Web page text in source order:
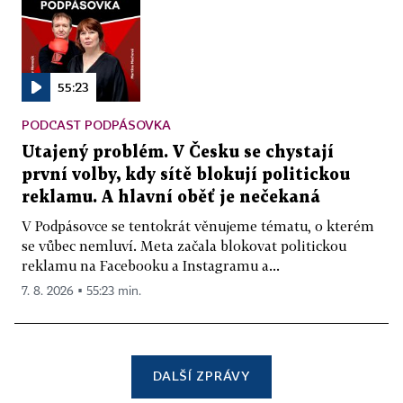
55:23
PODCAST PODPÁSOVKA
Utajený problém. V Česku se chystají
první volby, kdy sítě blokují politickou
reklamu. A hlavní oběť je nečekaná
V Podpásovce se tentokrát věnujeme tématu, o kterém
se vůbec nemluví. Meta začala blokovat politickou
reklamu na Facebooku a Instagramu a...
7. 8. 2026 ▪ 55:23 min.
DALŠÍ ZPRÁVY